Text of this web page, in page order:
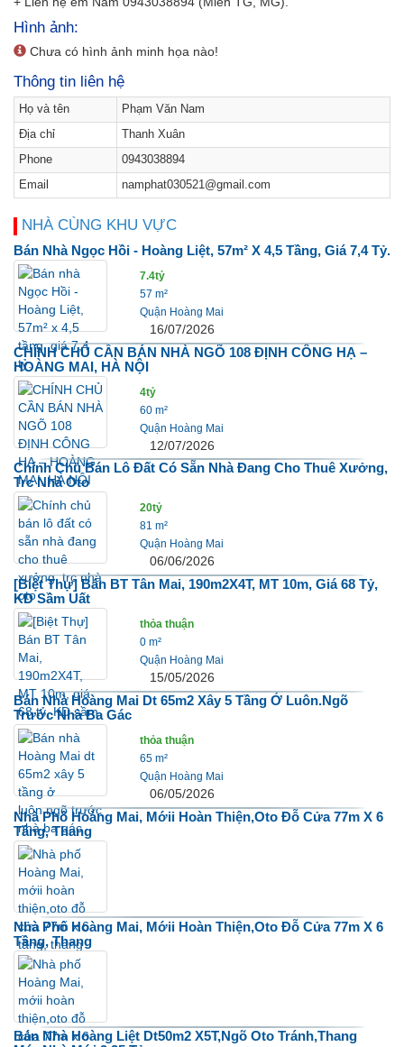
Hình ảnh:
Chưa có hình ảnh minh họa nào!
Thông tin liên hệ
Họ và tên
Phạm Văn Nam
Địa chỉ
Thanh Xuân
Phone
0943038894
Email
namphat030521@gmail.com
NHÀ CÙNG KHU VỰC
Bán Nhà Ngọc Hồi - Hoàng Liệt, 57m² X 4,5 Tầng, Giá 7,4 Tỷ.
7.4tỷ
57 m²
Quận Hoàng Mai
16/07/2026
CHÍNH CHỦ CẦN BÁN NHÀ NGÕ 108 ĐỊNH CÔNG HẠ –
HOÀNG MAI, HÀ NỘI
4tỷ
60 m²
Quận Hoàng Mai
12/07/2026
Chính Chủ Bán Lô Đất Có Sẵn Nhà Đang Cho Thuê Xưởng,
Trc Nhà Oto
20tỷ
81 m²
Quận Hoàng Mai
06/06/2026
[Biệt Thự] Bán BT Tân Mai, 190m2X4T, MT 10m, Giá 68 Tỷ,
KD Sầm Uất
thỏa thuận
0 m²
Quận Hoàng Mai
15/05/2026
Bán Nhà Hoàng Mai Dt 65m2 Xây 5 Tầng Ở Luôn.ngõ
Trước Nhà Ba Gác
thỏa thuận
65 m²
Quận Hoàng Mai
06/05/2026
Nhà Phố Hoàng Mai, Mớii Hoàn Thiện,oto Đỗ Cửa 77m X 6
Tầng, Thang
Nhà Phố Hoàng Mai, Mớii Hoàn Thiện,oto Đỗ Cửa 77m X 6
Tầng, Thang
Bán Nhà Hoàng Liệt Dt50m2 X5T,ngõ Oto Tránh,thang